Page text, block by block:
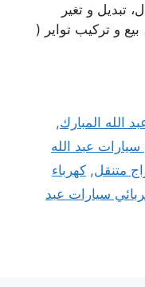
تبديل و تغير
بيع و تركيب تواير (
الله المبارك,
عبد الله
متنقل, كهرباء
سيارات عبد